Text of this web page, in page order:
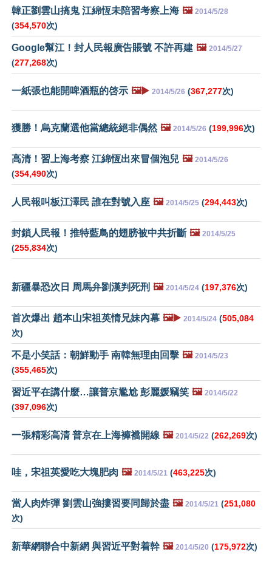
韓正劉雲山搞鬼 江綿恆未陪習考察上海 🖼️ 2014/5/28
(354,570次)
Google幫江！封人民報廣告賬號 不許再建 🖼️ 2014/5/27
(277,268次)
一紙張也能開啤酒瓶的啓示 🖼️▶️ 2014/5/26 (367,277次)
獲勝！烏克蘭選他當總統絕非偶然 🖼️ 2014/5/26 (199,996次)
高清！習上海考察 江綿恆出來冒個泡兒 🖼️ 2014/5/26
(354,490次)
人民報叫板江澤民 誰在對號入座 🖼️ 2014/5/25 (294,443次)
封鎖人民報！推特藍鳥的翅膀被中共折斷 🖼️ 2014/5/25
(255,834次)
新疆暴恐次日 周馬弁劉漢判死刑 🖼️ 2014/5/24 (197,376次)
首次爆出 趙本山宋祖英情兄妹內幕 🖼️▶️ 2014/5/24 (505,084
次)
不是小笑話：朝鮮動手 南韓無理由回擊 🖼️ 2014/5/23
(355,465次)
習近平在講什麼…讓普京尷尬 彭麗媛竊笑 🖼️ 2014/5/22
(397,096次)
一張精彩高清 普京在上海褲襠開線 🖼️ 2014/5/22 (262,269次)
哇，宋祖英愛吃大塊肥肉 🖼️ 2014/5/21 (463,225次)
當人肉炸彈 劉雲山強摟習要同歸於盡 🖼️ 2014/5/21 (251,080
次)
新華網聯合中新網 與習近平對着幹 🖼️ 2014/5/20 (175,972次)